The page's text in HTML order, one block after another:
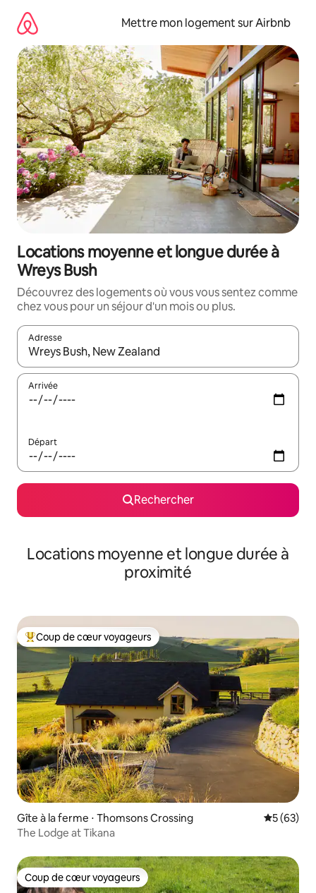
directement
contenu
Mettre mon logement sur Airbnb
Locations moyenne et longue durée à
Wreys Bush
Découvrez des logements où vous vous sentez comme
chez vous pour un séjour d'un mois ou plus.
Adresse
Lorsque les résultats s'affichent, utilisez les flèches vers le
Arrivée
Départ
Rechercher
Locations moyenne et longue durée à
proximité
Coups de cœur voyageurs les plus appréciés
Coup de cœur voyageurs
Gîte à la ferme ⋅ Thomsons Crossing
5 (63)
The Lodge at Tikana
Coup de cœur voyageurs
Coup de cœur voyageurs